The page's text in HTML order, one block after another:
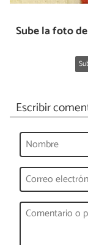
Sube la foto
Escribir